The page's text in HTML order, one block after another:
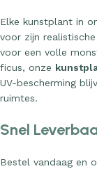
Elke kunstplant in
voor zijn
voor een volle
ficus, onze
UV-bescherming
ruimtes.
Snel
Bestel vandaag en